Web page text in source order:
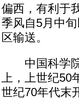
偏西，有利于
季风自5月中
区输送。
中国科学院
上，上世纪
世纪70年代末